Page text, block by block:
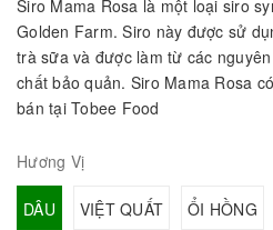
Siro Mama Rosa là một loại siro
Golden Farm. Siro này được sử
trà sữa và được làm từ các
chất bảo quản. Siro Mama Rosa
bán tại Tobee Food
Hương Vị
DÂU VIỆT QUẤT ỔI HỒNG